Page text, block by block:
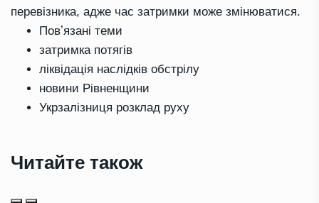
перевізника, адже час затримки може змінюватися.
Повʼязані теми
затримка потягів
ліквідація наслідків обстрілу
новини Рівненщини
Укрзалізниця розклад руху
Читайте також